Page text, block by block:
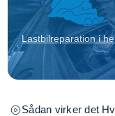
Lastbilreparation i
Sådan virker det